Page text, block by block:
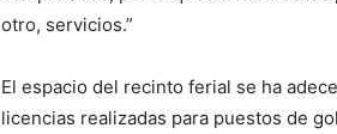
otro, servicios.”
El espacio del recinto ferial se ha
licencias realizadas para puestos de